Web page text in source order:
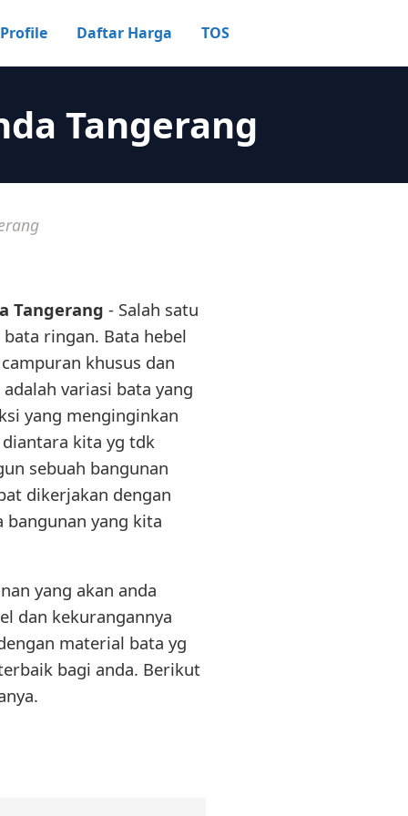
Profile Daftar Harga TOS
Tangerang
Tangerang - Salah satu
ringan. Bata hebel
khusus dan
variasi bata yang
yang menginginkan
kita yg tdk
sebuah bangunan
dikerjakan dengan
yang kita
yang akan anda
dan kekurangannya
material bata yg
bagi anda. Berikut